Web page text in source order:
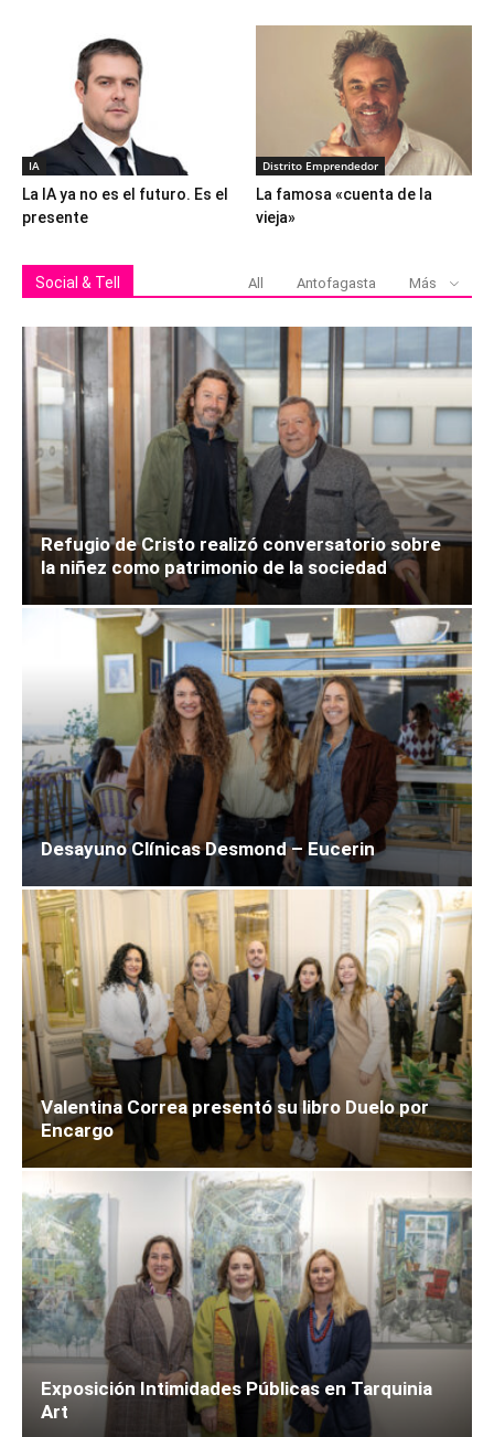
IA
La IA ya no es el futuro. Es el
presente
Distrito Emprendedor
La famosa «cuenta de la
vieja»
Social & Tell All Antofagasta Más
Refugio de Cristo realizó conversatorio sobre
la niñez como patrimonio de la sociedad
Desayuno Clínicas Desmond – Eucerin
Valentina Correa presentó su libro Duelo por
Encargo
Exposición Intimidades Públicas en Tarquinia
Art